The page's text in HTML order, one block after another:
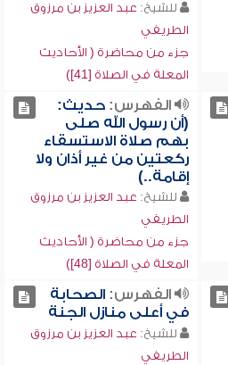
للشيخ: عبد العزيز بن مرزوق
الطريفي
جزء من محاضرة ( الأحاديث
المعلة في الصلاة [41])
الفهرس:حديث:
(أن رسول الله صلى
بهم صلاة الاستسقاء
ركعتين من غير أذان ولا
إقامة..)
للشيخ: عبد العزيز بن مرزوق
الطريفي
جزء من محاضرة ( الأحاديث
المعلة في الصلاة [48])
الفهرس:الصحابة
في أعلى منازل الجنة
للشيخ: عبد العزيز بن مرزوق
الطريفي